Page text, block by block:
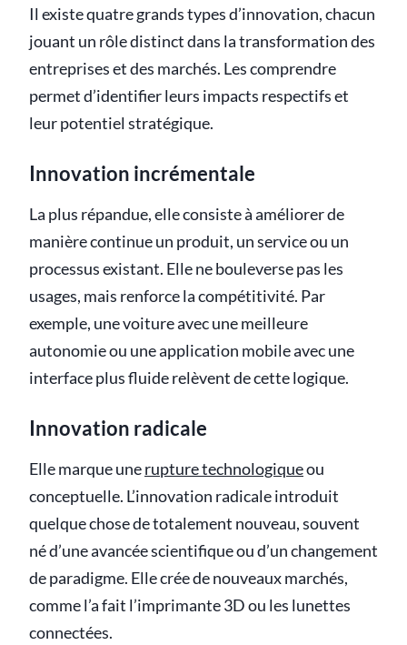
Il existe quatre grands types d’innovation, chacun
jouant un rôle distinct dans la transformation des
entreprises et des marchés. Les comprendre
permet d’identifier leurs impacts respectifs et
leur potentiel stratégique.
Innovation incrémentale
La plus répandue, elle consiste à améliorer de
manière continue un produit, un service ou un
processus existant. Elle ne bouleverse pas les
usages, mais renforce la compétitivité. Par
exemple, une voiture avec une meilleure
autonomie ou une application mobile avec une
interface plus fluide relèvent de cette logique.
Innovation radicale
Elle marque unerupture technologiqueou
conceptuelle. L’innovation radicale introduit
quelque chose de totalement nouveau, souvent
né d’une avancée scientifique ou d’un changement
de paradigme. Elle crée de nouveaux marchés,
comme l’a fait l’imprimante 3D ou les lunettes
connectées.